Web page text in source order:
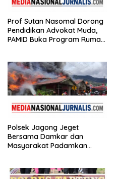
Prof Sutan Nasomal Dorong
Pendidikan Advokat Muda,
PAMID Buka Program Rumah
Polsek Jagong Jeget
Bersama Damkar dan
Masyarakat Padamkan